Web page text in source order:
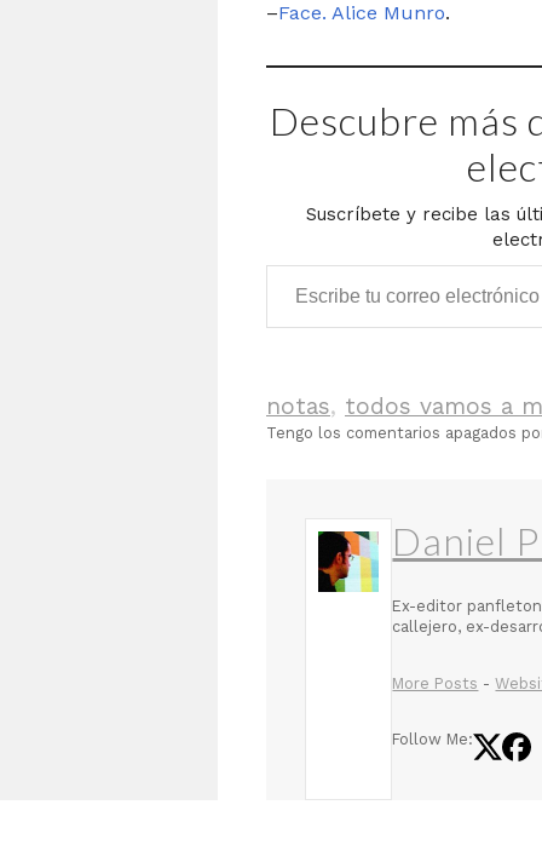
–Face. Alice Munro.
Descubre más
Suscríbete y recibe las
Escribe tu correo electrónico…
notas, todos vamos a
Tengo los comentarios apagados
Daniel
Ex-editor
callejero, ex-
More Posts -
Follow Me: